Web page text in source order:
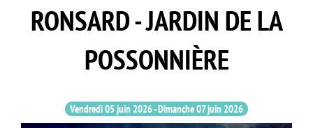
RONSARD - JARDIN DE LA
POSSONNIÈRE
Vendredi 05 juin 2026-Dimanche 07 juin 2026